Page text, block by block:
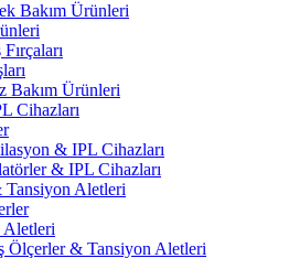
Bakım Ürünleri
Bakım Ürünleri
Cihazları
& IPL Cihazları
& IPL Cihazları
Tansiyon Aletleri
Aletleri
Ölçerler & Tansiyon Aletleri